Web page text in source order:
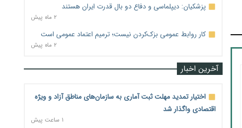
پزشکیان: دیپلماسی و دفاع دو بال قدرت ایران هستند
۲ ماه پیش
کار روابط عمومی بزک‌کردن نیست؛ ترمیم اعتماد عمومی است
۲ ماه پیش
آخرین اخبار
اختیار تمدید مهلت ثبت آماری به سازمان‌های مناطق آزاد و ویژه
اقتصادی واگذار شد
۱ ساعت پیش